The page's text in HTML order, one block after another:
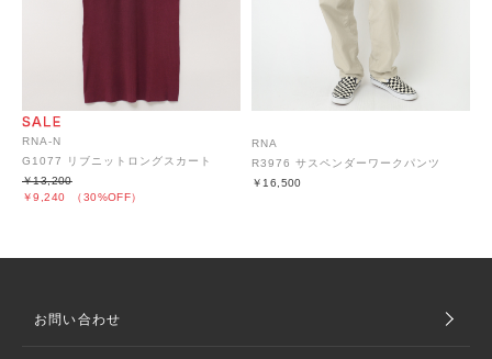
RNA-N
G1077 リブニットロングスカート
￥9,240 （30%OFF）
￥13,200
RNA
R3976 サスペンダーワークパンツ
￥16,500
お問い合わせ